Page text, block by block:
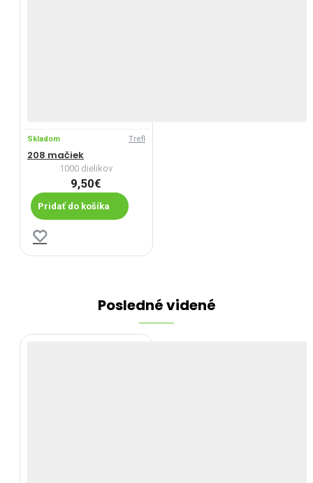
Skladom Trefl
208 mačiek
1000 dielikov
9,50€
Pridať do košíka
Posledné videné